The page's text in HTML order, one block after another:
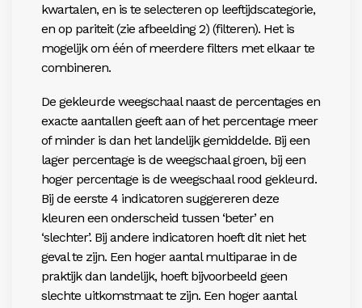
kwartalen, en is te selecteren op leeftijdscategorie,
en op pariteit (zie afbeelding 2) (filteren). Het is
mogelijk om één of meerdere filters met elkaar te
combineren.
De gekleurde weegschaal naast de percentages en
exacte aantallen geeft aan of het percentage meer
of minder is dan het landelijk gemiddelde. Bij een
lager percentage is de weegschaal groen, bij een
hoger percentage is de weegschaal rood gekleurd.
Bij de eerste 4 indicatoren suggereren deze
kleuren een onderscheid tussen ‘beter’ en
‘slechter’. Bij andere indicatoren hoeft dit niet het
geval te zijn. Een hoger aantal multiparae in de
praktijk dan landelijk, hoeft bijvoorbeeld geen
slechte uitkomstmaat te zijn. Een hoger aantal